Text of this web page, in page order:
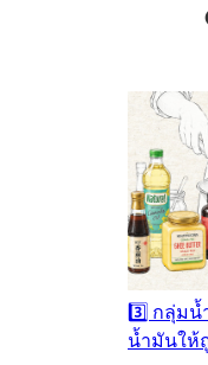
3️⃣ กลุ่มน้
น้ำมันให้